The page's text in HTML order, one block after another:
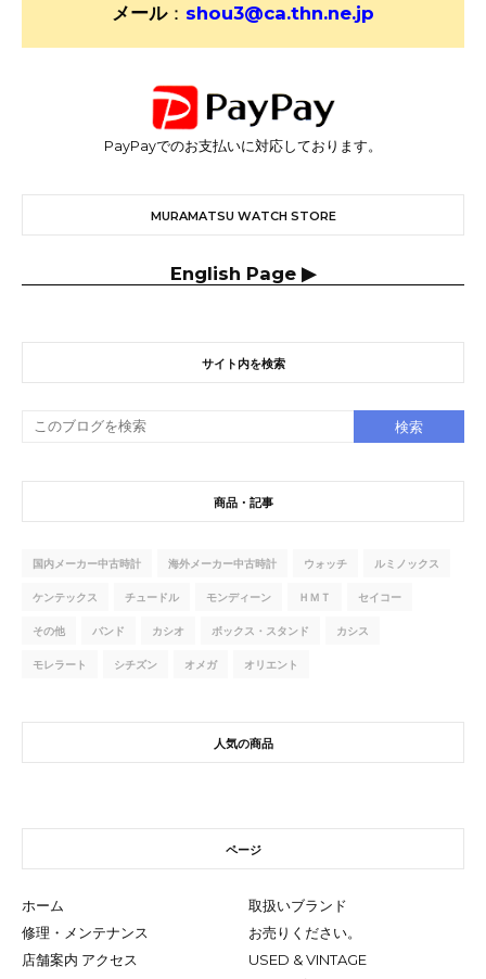
メール： shou3@ca.thn.ne.jp
PayPayでのお支払いに対応しております。
MURAMATSU WATCH STORE
English Page ▶
サイト内を検索
商品・記事
国内メーカー中古時計 海外メーカー中古時計 ウォッチ ルミノックス
ケンテックス チュードル モンディーン ＨＭＴ セイコー
その他 バンド カシオ ボックス・スタンド カシス
モレラート シチズン オメガ オリエント
人気の商品
ページ
ホーム
取扱いブランド
修理・メンテナンス
お売りください。
店舗案内 アクセス
USED & VINTAGE